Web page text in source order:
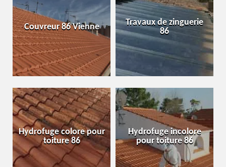
Couvreur 86 Vienne
Travaux de zinguerie
86
Hydrofuge colore pour
toiture 86
Hydrofuge incolore
pour toiture 86